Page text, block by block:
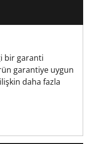
bir garanti
garantiye uygun
daha fazla